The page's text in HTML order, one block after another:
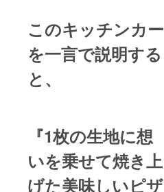
このキッチンカー
を一言で説明する
と、
『1枚の生地に想
いを乗せて焼き上
げた美味しいピザ